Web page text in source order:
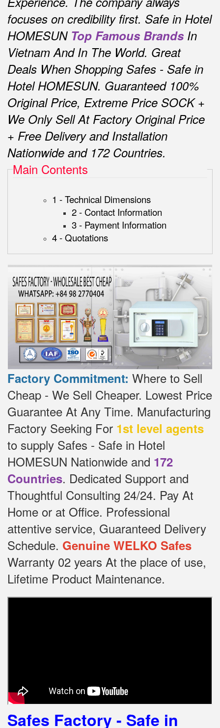
focuses on credibility first. Safe in Hotel
HOMESUN Top Famous Brands In
Vietnam And In The World. Great
Deals When Shopping Safes - Safe in
Hotel HOMESUN. Guaranteed 100%
Original Price, Extreme Price SOCK +
We Only Sell At Factory Original Price
+ Free Delivery and Installation
Nationwide and 172 Countries.
Main Contents
1 - Technical Dimensions
2 - Contact Information
3 - Payment Information
4 - Quotations
Factory Commitment: Where to Sell
Cheap - We Sell Cheaper. Lowest Price
Guarantee At Any Time. Manufacturing
Factory Seeking For 1st level agents
to supply Safes - Safe in Hotel
HOMESUN Nationwide and 172
Countries. Dedicated Support and
Thoughtful Consulting 24/24. Pay At
Home or at Office. Professional
attentive service, Guaranteed Delivery
Schedule. Genuine WELKO Safes
Warranty 02 years At the place of use,
Lifetime Product Maintenance.
Safes Factory - Safe in